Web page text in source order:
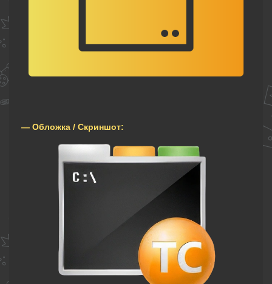
— Обложка / Скриншот: